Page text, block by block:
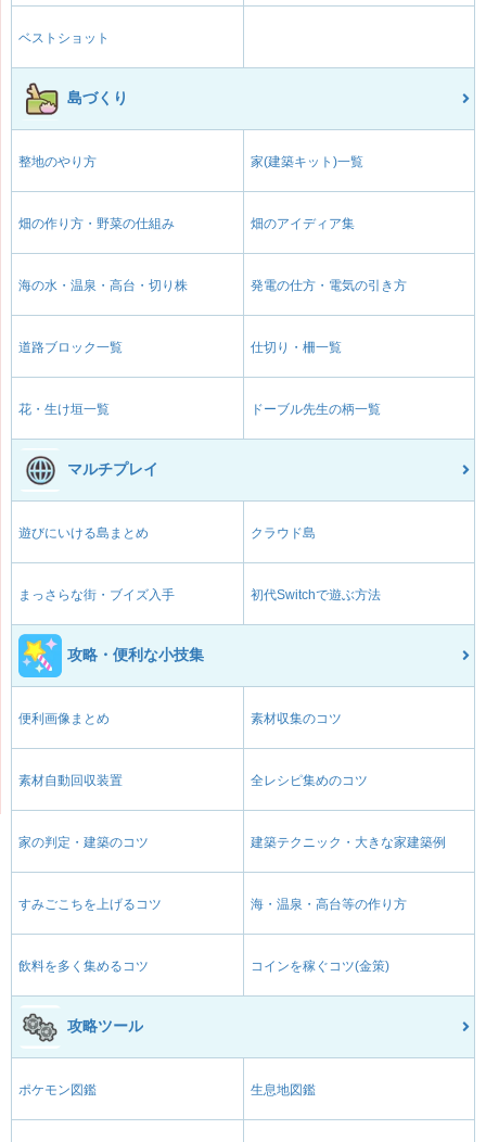
ベストショット
島づくり
整地のやり方 家(建築キット)一覧
畑の作り方・野菜の仕組み 畑のアイディア集
海の水・温泉・高台・切り株 発電の仕方・電気の引き方
道路ブロック一覧 仕切り・柵一覧
花・生け垣一覧 ドーブル先生の柄一覧
マルチプレイ
遊びにいける島まとめ クラウド島
まっさらな街・ブイズ入手 初代Switchで遊ぶ方法
攻略・便利な小技集
便利画像まとめ 素材収集のコツ
素材自動回収装置 全レシピ集めのコツ
家の判定・建築のコツ 建築テクニック・大きな家建築例
すみごこちを上げるコツ 海・温泉・高台等の作り方
飲料を多く集めるコツ コインを稼ぐコツ(金策)
攻略ツール
ポケモン図鑑 生息地図鑑